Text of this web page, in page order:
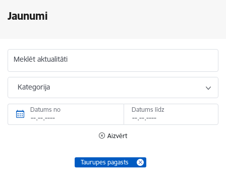
Jaunumi
Meklēt aktualitāti
Kategorija
Datums no Datums līdz
Aizvērt
Taurupes pagasts